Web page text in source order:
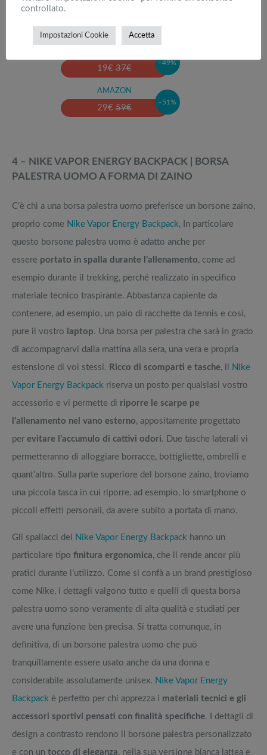
Adidas Amplifier Duffel, borsa…
19€ 37€
–49%
AMAZON
29€ 59€
–51%
4 – NIKE VAPOR ENERGY BACKPACK | BORSA
PALESTRA UOMO A FORMA DI ZAINO
C’è chi a una borsa palestra uomo preferisce un borsone zaino,
proprio come Nike Vapor Energy Backpack, In particolare
questo borsone palestra uomo è adatto anche per
essere portato in spalla durante l’allenamento, come ad
esempio durante il trekking, perché realizzato in specifico
materiale tecnico traspirante. Abbastanza capiente da
contenere, ad esempio, un paio di racchette da tennis e così,
pure il vostro laptop. Una borsa per palestra che sarà in grado
di accompagnarvi dalla mattina alla sera, una vera e propria
estensione di voi stessi. Ricco di scomparti e tasche, il
Nike
Vapor Energy Backpack riserva un posto per qualsiasi vostro
accessorio e vi permette di riporre le scarpe pe
l’allenamento nel vano esterno, appositamente progettato
per evitare l’accumulo di cattivi odori. Due tasche laterali vi
permetteranno di alloggiare borracce, bottigliette, ombrelli e
quant’altro. Sulla parte superiore del borsone zaino, troviamo
una piccola tasca in cui riporre, ad esempio, lo smartphone o
piccoli effetti personali, da avere subito a portata di mano.
Gli spallacci del Nike Vapor Energy Backpack hanno un
particolare tipo finitura ergonomica, che li rende ancor più
pratici durante l’utilizzo. Come si confà a un brand prestigioso
come Nike, i dettagli valgono tutto e quelli di questa borsa
palestra uomo sono veramente di alta qualità e studiati per
avere una funzione ben precisa. Si tratta comunque, in
definitiva, di un borsone palestra uomo che può
tranquillamente essere usato anche da una donna e
considerabile assolutamente unisex. Nike Vapor Energy
Backpack è perfetto per chi apprezza i materiali tecnici e gli
accessori sportivi pensati con finalità specifiche. I dettagli di
design a contrasto rendono il borsone palestra personalizzato
e con un tocco di eleganza, nella sua versione bianca lattea e
controllato.
Impostazioni Cookie Accetta